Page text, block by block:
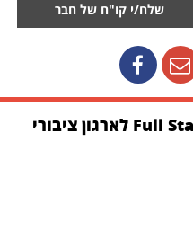
שלח/י קו"ח של חבר
דרוש/ה מפתח/ת תוכנה Full Stack לארגון ציבורי